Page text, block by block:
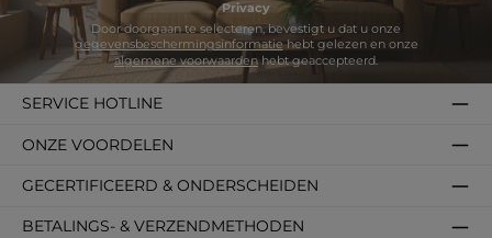
Privacy
gegevensbeschermingsinformatie
algemene voorwaardenhebt geaccepteerd.
SERVICE HOTLINE
BETALINGS- & VERZENDMETHODEN
GECERTIFICEERD & ONDERSCHEIDEN
ONZE VOORDELEN